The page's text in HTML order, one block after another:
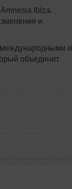
Ibiza.
и
международными и
объединит